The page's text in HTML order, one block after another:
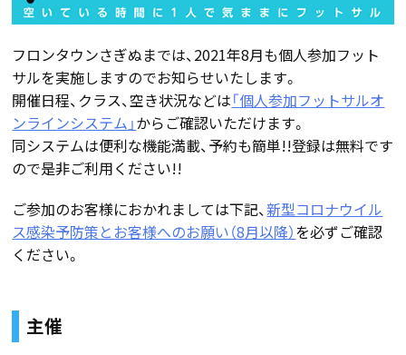
フロンタウンさぎぬまでは、2021年8月も個人参加フット
サルを実施しますのでお知らせいたします。
開催日程、クラス、空き状況などは「個人参加フットサルオ
ンラインシステム」からご確認いただけます。
同システムは便利な機能満載、予約も簡単!!登録は無料です
ので是非ご利用ください!!
ご参加のお客様におかれましては下記、新型コロナウイル
ス感染予防策とお客様へのお願い（8月以降）を必ずご確認
ください。
主催